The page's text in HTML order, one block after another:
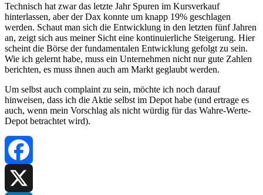
Technisch hat zwar das letzte Jahr Spuren im Kursverkauf
hinterlassen, aber der Dax konnte um knapp 19% geschlagen
werden. Schaut man sich die Entwicklung in den letzten fünf Jahren
an, zeigt sich aus meiner Sicht eine kontinuierliche Steigerung. Hier
scheint die Börse der fundamentalen Entwicklung gefolgt zu sein.
Wie ich gelernt habe, muss ein Unternehmen nicht nur gute Zahlen
berichten, es muss ihnen auch am Markt geglaubt werden.
Um selbst auch complaint zu sein, möchte ich noch darauf
hinweisen, dass ich die Aktie selbst im Depot habe (und ertrage es
auch, wenn mein Vorschlag als nicht würdig für das Wahre-Werte-
Depot betrachtet wird).
Facebook